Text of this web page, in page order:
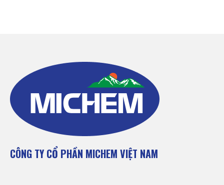
CÔNG TY CỔ PHẦN MICHEM VIỆT NAM